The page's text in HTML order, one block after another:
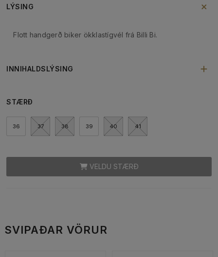
LÝSING
Flott handgerð biker ökklastígvél frá Billi Bi.
INNIHALDSLÝSING
STÆRÐ
36 37 38 39 40 41
VELDU STÆRÐ
SVIPAÐAR VÖRUR